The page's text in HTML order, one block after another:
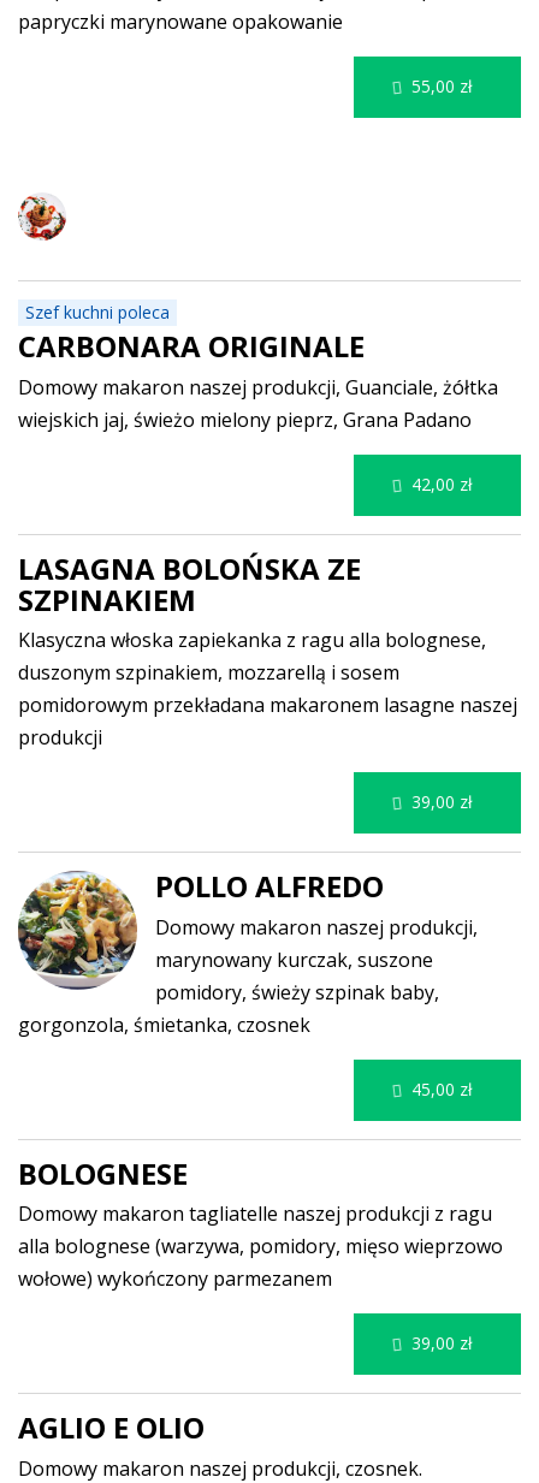
papryczki marynowane opakowanie
Szef kuchni poleca
CARBONARA ORIGINALE
Domowy makaron naszej produkcji, Guanciale, żółtka
wiejskich jaj, świeżo mielony pieprz, Grana Padano
LASAGNA BOLOŃSKA ZE
SZPINAKIEM
Klasyczna włoska zapiekanka z ragu alla bolognese,
duszonym szpinakiem, mozzarellą i sosem
pomidorowym przekładana makaronem lasagne naszej
produkcji
POLLO ALFREDO
Domowy makaron naszej produkcji,
marynowany kurczak, suszone
pomidory, świeży szpinak baby,
gorgonzola, śmietanka, czosnek
BOLOGNESE
Domowy makaron tagliatelle naszej produkcji z ragu
alla bolognese (warzywa, pomidory, mięso wieprzowo
wołowe) wykończony parmezanem
AGLIO E OLIO
Domowy makaron naszej produkcji, czosnek.